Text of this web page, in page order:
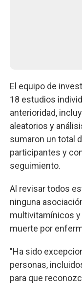
El equipo de
18 estudios
anterioridad,
aleatorios y
sumaron un total
participantes y
seguimiento.
Al revisar todos
ninguna
multivitamínicos
muerte por
"Ha sido
personas,
para que